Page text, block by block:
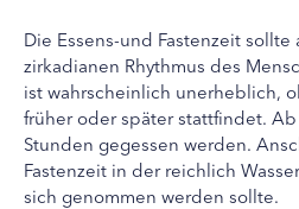
Die Essens-und Fastenzeit
zirkadianen Rhythmus des
ist wahrscheinlich unerheblich,
früher oder später stattfindet.
Stunden gegessen werden.
Fastenzeit in der reichlich
sich genommen werden sollte.